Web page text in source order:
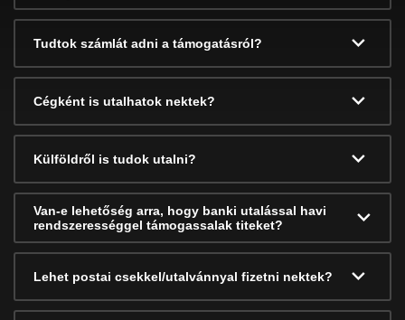
Tudtok számlát adni a támogatásról?
Cégként is utalhatok nektek?
Külföldről is tudok utalni?
Van-e lehetőség arra, hogy banki utalással havi
rendszerességgel támogassalak titeket?
Lehet postai csekkel/utalvánnyal fizetni nektek?